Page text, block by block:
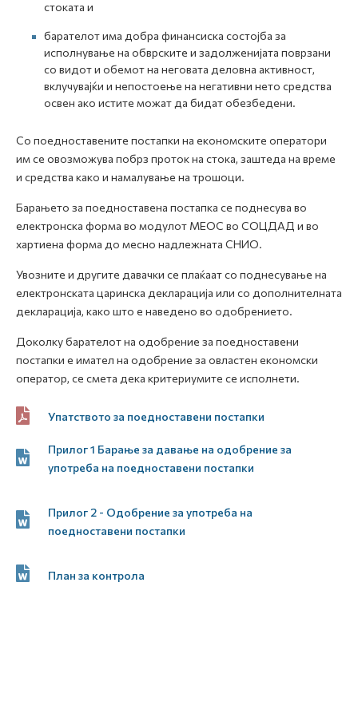
стоката и
барателот има добра финансиска состојба за
исполнување на обврските и задолженијата поврзани
со видот и обемот на неговата деловна активност,
вклучувајќи и непостоење на негативни нето средства
освен ако истите можат да бидат обезбедени.
Со поедноставените постапки на економските оператори
им се овозможува побрз проток на стока, заштеда на време
и средства како и намалување на трошоци.
Барањето за поедноставена постапка се поднесува во
електронска форма во модулот МЕОС во СОЦДАД и во
хартиена форма до месно надлежната СНИО.
Увозните и другите давачки се плаќаат со поднесување на
електронската царинска декларација или со дополнителната
декларација, како што е наведено во одобрението.
Доколку барателот на одобрение за поедноставени
постапки е имател на одобрение за овластен економски
оператор, се смета дека критериумите се исполнети.
Упатството за поедноставени постапки
Прилог 1 Барање за давање на одобрение за
употреба на поедноставени постапки
Прилог 2 - Одобрение за употреба на
поедноставени постапки
План за контрола